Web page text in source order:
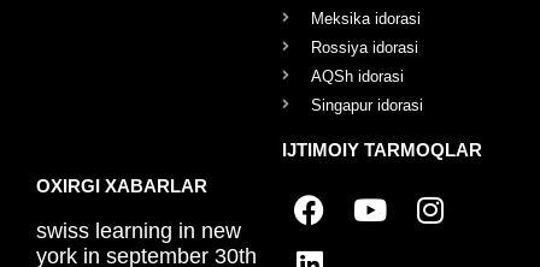
Meksika idorasi
Rossiya idorasi
AQSh idorasi
Singapur idorasi
OXIRGI XABARLAR
swiss learning in new
york in september 30th
IJTIMOIY TARMOQLAR